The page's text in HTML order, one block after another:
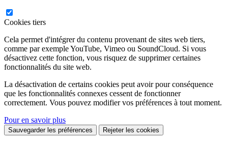
Cookies tiers
Cela permet d'intégrer du contenu provenant de sites web tiers,
comme par exemple YouTube, Vimeo ou SoundCloud. Si vous
désactivez cette fonction, vous risquez de supprimer certaines
fonctionnalités du site web.
La désactivation de certains cookies peut avoir pour conséquence
que les fonctionnalités connexes cessent de fonctionner
correctement. Vous pouvez modifier vos préférences à tout moment.
Pour en savoir plus
Sauvegarder les préférences Rejeter les cookies